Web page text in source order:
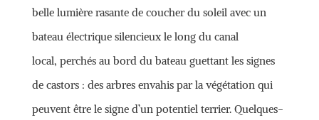
belle lumière rasante de coucher du soleil avec un
bateau électrique silencieux le long du canal
local, perchés au bord du bateau guettant les signes
de castors : des arbres envahis par la végétation qui
peuvent être le signe d’un potentiel terrier. Quelques-